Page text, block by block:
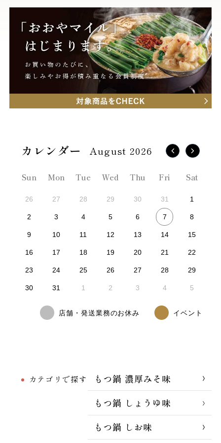
カテゴリで探す
もつ鍋 濃厚みそ味
もつ鍋 しょうゆ味
もつ鍋 しお味
August 2026
Sun Mon Tue Wed Thu Fri Sat
26 27 28 29 30 31 1
2 3 4 5 6 7 8
9 10 11 12 13 14 15
16 17 18 19 20 21 22
23 24 25 26 27 28 29
30 31 1 2 3 4 5
店舗・発送業務のお休み イベント